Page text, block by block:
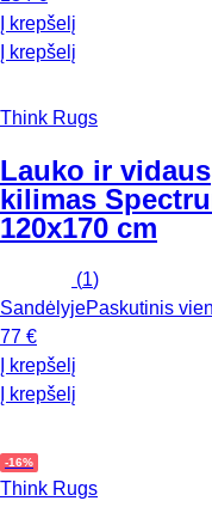
Į krepšelį
Į krepšelį
Think Rugs
Lauko ir vidaus
kilimas
120x170 cm
(1)
SandėlyjePaskutinis
77 €
Į krepšelį
Į krepšelį
-16%
Think Rugs